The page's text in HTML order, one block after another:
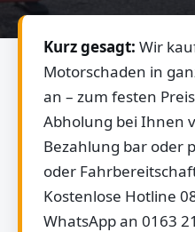
Kurz gesagt: Wir
Motorschaden in
an – zum festen
Abholung bei Ihnen
Bezahlung bar oder
oder
Kostenlose Hotline
WhatsApp an 0163